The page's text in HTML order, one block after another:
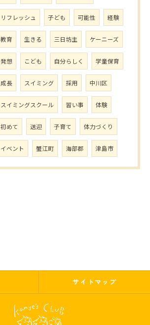
リフレッシュ 子ども 可能性 経験
教育 生きる 三日坊主 ケーニーズ
発想 こども 自分らしく 学童保育
成長 スイミング 採用 中川区
スイミングスクール 習い事 体験
初めて 送迎 子育て 体力づくり
イベント 蟹江町 海部郡 津島市
サイトマップ